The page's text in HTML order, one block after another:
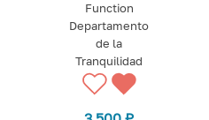
Function
Departamento
de la
Tranquilidad